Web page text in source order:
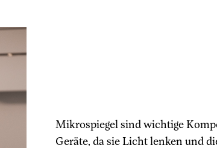
Mikrospiegel sind wichtige
Geräte, da sie Licht lenken und